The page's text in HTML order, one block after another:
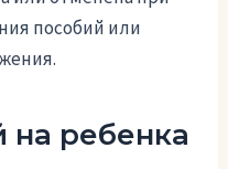
пособий или
ребенка